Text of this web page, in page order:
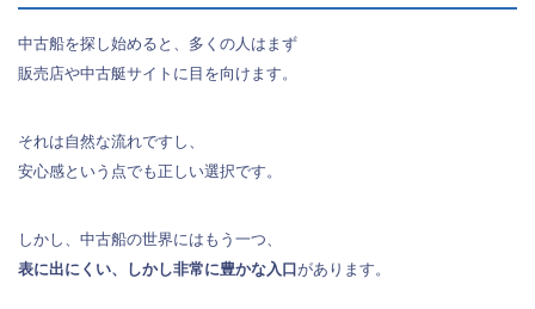
中古船を探し始めると、多くの人はまず
販売店や中古艇サイトに目を向けます。
それは自然な流れですし、
安心感という点でも正しい選択です。
しかし、中古船の世界にはもう一つ、
表に出にくい、しかし非常に豊かな入口があります。